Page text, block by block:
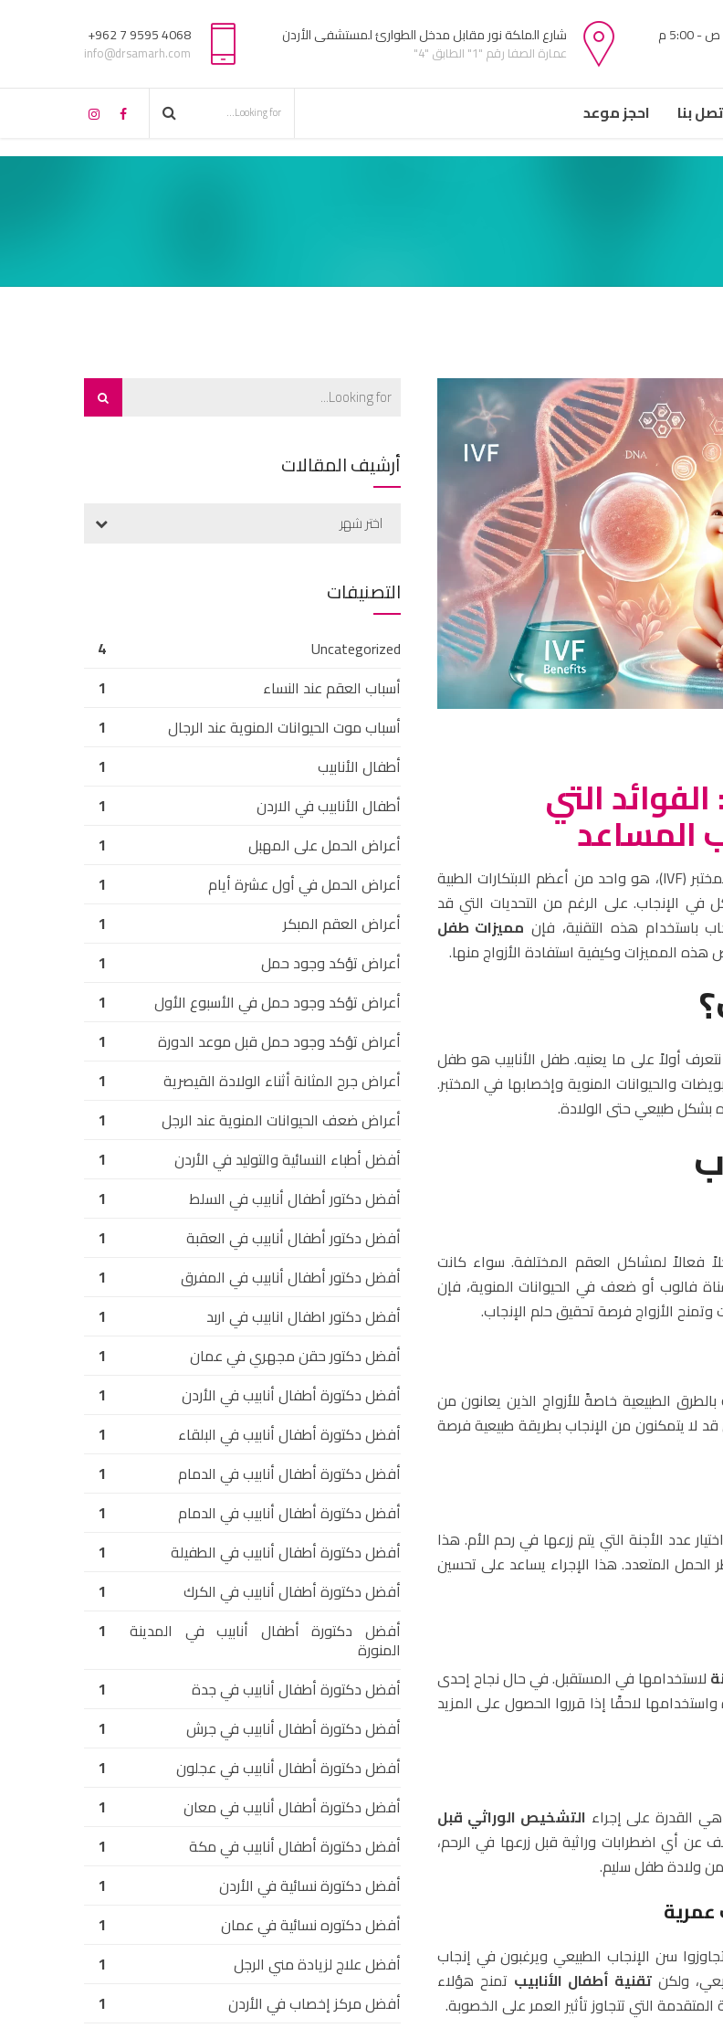
شارع الملكة نور مقابل مدخل الطوارئ لمستشفى الأردن
عمارة الصفا رقم "1" الطابق "4"
4068 9595 7 962+
info@drsamarh.com
بنا احجز موعد
التي
المساعد
، أو ما يعرف بتقنية الإخصاب في المختبر (IVF)، هو واحد من أعظم الابتكارات الطبية
في الإنجاب. على الرغم من التحديات التي قد
باستخدام هذه التقنية، فإن مميزات طفل
المميزات وكيفية استفادة الأزواج منها.
أولاً على ما يعنيه. طفل الأنابيب هو طفل
والحيوانات المنوية وإخصابها في المختبر.
بشكل طبيعي حتى الولادة.
فعالاً لمشاكل العقم المختلفة. سواء كانت
فالوب أو ضعف في الحيوانات المنوية، فإن
وتمنح الأزواج فرصة تحقيق حلم الإنجاب.
الطبيعية خاصةً للأزواج الذين يعانون من
لا يتمكنون من الإنجاب بطريقة طبيعية فرصة
عدد الأجنة التي يتم زرعها في رحم الأم. هذا
الحمل المتعدد. هذا الإجراء يساعد على تحسين
لاستخدامها في المستقبل. في حال نجاح إحدى
واستخدامها لاحقًا إذا قرروا الحصول على المزيد
هي القدرة على إجراء التشخيص الوراثي قبل
أي اضطرابات وراثية قبل زرعها في الرحم،
ولادة طفل سليم.
تجاوزوا سن الإنجاب الطبيعي ويرغبون في إنجاب
ولكنتقنية أطفال الأنابيب تمنح هؤلاء
التي تتجاوز تأثير العمر على الخصوبة.
أرشيف المقالات
اختر شهر
التصنيفات
Uncategorized
4
أسباب العقم عند النساء
1
أسباب موت الحيوانات المنوية عند الرجال
1
أطفال الأنابيب
1
أطفال الأنابيب في الاردن
1
أعراض الحمل على المهبل
1
أعراض الحمل في أول عشرة أيام
1
أعراض العقم المبكر
1
أعراض تؤكد وجود حمل
1
أعراض تؤكد وجود حمل في الأسبوع الأول
1
أعراض تؤكد وجود حمل قبل موعد الدورة
1
أعراض جرح المثانة أثناء الولادة القيصرية
1
أعراض ضعف الحيوانات المنوية عند الرجل
1
أفضل أطباء النسائية والتوليد في الأردن
1
أفضل دكتور أطفال أنابيب في السلط
1
أفضل دكتور أطفال أنابيب في العقبة
1
أفضل دكتور أطفال أنابيب في المفرق
1
أفضل دكتور اطفال انابيب في اربد
1
أفضل دكتور حقن مجهري في عمان
1
أفضل دكتورة أطفال أنابيب في الأردن
1
أفضل دكتورة أطفال أنابيب في البلقاء
1
أفضل دكتورة أطفال أنابيب في الدمام
1
أفضل دكتورة أطفال أنابيب في الدمام
1
أفضل دكتورة أطفال أنابيب في الطفيلة
1
أفضل دكتورة أطفال أنابيب في الكرك
1
أفضل دكتورة أطفال أنابيب في المدينة
المنورة
1
أفضل دكتورة أطفال أنابيب في جدة
1
أفضل دكتورة أطفال أنابيب في جرش
1
أفضل دكتورة أطفال أنابيب في عجلون
1
أفضل دكتورة أطفال أنابيب في معان
1
أفضل دكتورة أطفال أنابيب في مكة
1
أفضل دكتورة نسائية في الأردن
1
أفضل دكتوره نسائية في عمان
1
أفضل علاج لزيادة مني الرجل
1
أفضل مركز إخصاب في الأردن
1